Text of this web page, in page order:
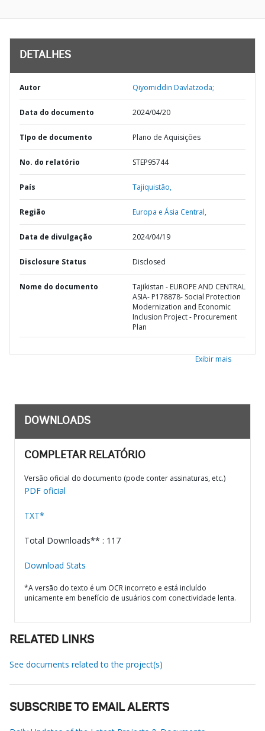
DETALHES
Autor Qiyomiddin Davlatzoda;
Data do documento 2024/04/20
TIpo de documento Plano de Aquisições
No. do relatório STEP95744
País Tajiquistão,
Região Europa e Ásia Central,
Data de divulgação 2024/04/19
Disclosure Status Disclosed
Nome do documento
Tajikistan - EUROPE AND CENTRAL
ASIA- P178878- Social Protection
Modernization and Economic
Inclusion Project - Procurement
Plan
Exibir mais
DOWNLOADS
COMPLETAR RELATÓRIO
Versão oficial do documento (pode conter assinaturas, etc.)
PDF oficial
TXT*
Total Downloads** : 117
Download Stats
*A versão do texto é um OCR incorreto e está incluído
unicamente em benefício de usuários com conectividade lenta.
RELATED LINKS
See documents related to the project(s)
SUBSCRIBE TO EMAIL ALERTS